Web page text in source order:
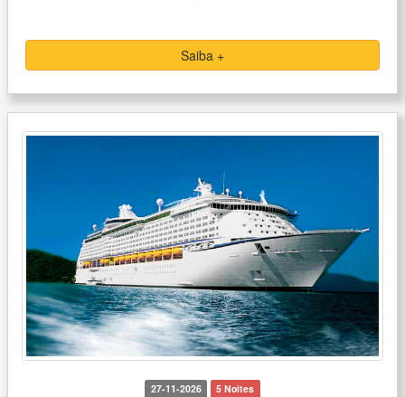
Saiba +
27-11-2026 5 Noites